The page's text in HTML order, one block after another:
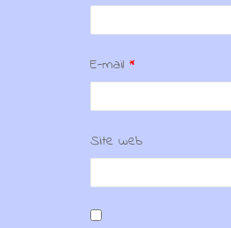
E-mail *
Site web